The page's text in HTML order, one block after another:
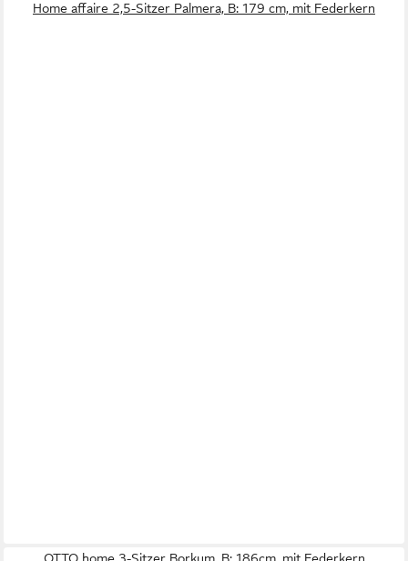
Home affaire 2,5-Sitzer Palmera, B: 179 cm, mit Federkern